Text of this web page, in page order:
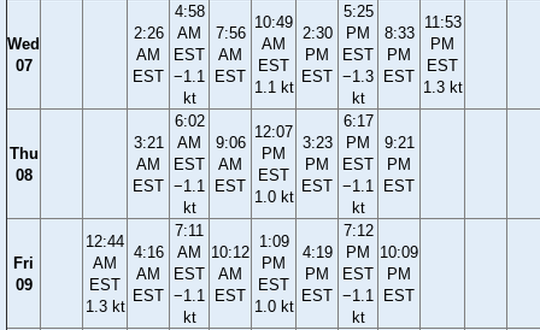
Wed
07
2:26
AM
EST
4:58
AM
EST
−1.1
kt
7:56
AM
EST
10:49
AM
EST
1.1 kt
2:30
PM
EST
5:25
PM
EST
−1.3
kt
8:33
PM
EST
11:53
PM
EST
1.3 kt
Thu
08
3:21
AM
EST
6:02
AM
EST
−1.1
kt
9:06
AM
EST
12:07
PM
EST
1.0 kt
3:23
PM
EST
6:17
PM
EST
−1.1
kt
9:21
PM
EST
Fri
09
12:44
AM
EST
1.3 kt
4:16
AM
EST
7:11
AM
EST
−1.1
kt
10:12
AM
EST
1:09
PM
EST
1.0 kt
4:19
PM
EST
7:12
PM
EST
−1.1
kt
10:09
PM
EST